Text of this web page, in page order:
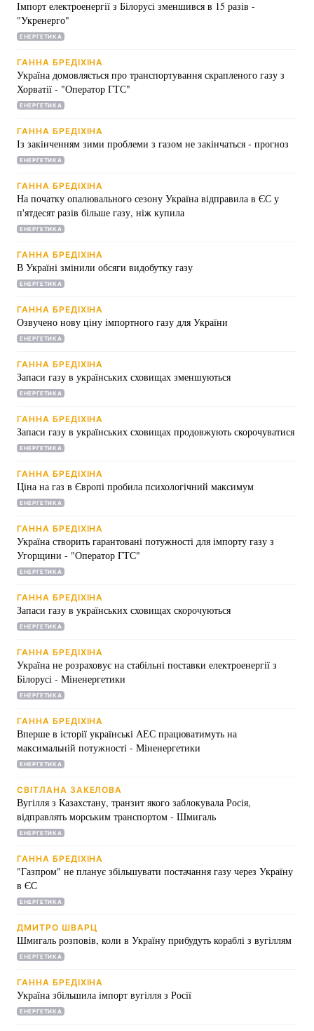
Імпорт електроенергії з Білорусі зменшився в 15 разів -
"Укренерго"
ЕНЕРГЕТИКА
ГАННА БРЕДІХІНА
Україна домовляється про транспортування скрапленого газу з
Хорватії - "Оператор ГТС"
ЕНЕРГЕТИКА
ГАННА БРЕДІХІНА
Із закінченням зими проблеми з газом не закінчаться - прогноз
ЕНЕРГЕТИКА
ГАННА БРЕДІХІНА
На початку опалювального сезону Україна відправила в ЄС у
п'ятдесят разів більше газу, ніж купила
ЕНЕРГЕТИКА
ГАННА БРЕДІХІНА
В Україні змінили обсяги видобутку газу
ЕНЕРГЕТИКА
ГАННА БРЕДІХІНА
Озвучено нову ціну імпортного газу для України
ЕНЕРГЕТИКА
ГАННА БРЕДІХІНА
Запаси газу в українських сховищах зменшуються
ЕНЕРГЕТИКА
ГАННА БРЕДІХІНА
Запаси газу в українських сховищах продовжують скорочуватися
ЕНЕРГЕТИКА
ГАННА БРЕДІХІНА
Ціна на газ в Європі пробила психологічний максимум
ЕНЕРГЕТИКА
ГАННА БРЕДІХІНА
Україна створить гарантовані потужності для імпорту газу з
Угорщини - "Оператор ГТС"
ЕНЕРГЕТИКА
ГАННА БРЕДІХІНА
Запаси газу в українських сховищах скорочуються
ЕНЕРГЕТИКА
ГАННА БРЕДІХІНА
Україна не розраховує на стабільні поставки електроенергії з
Білорусі - Міненергетики
ЕНЕРГЕТИКА
ГАННА БРЕДІХІНА
Вперше в історії українські АЕС працюватимуть на
максимальній потужності - Міненергетики
ЕНЕРГЕТИКА
СВІТЛАНА ЗАКЕЛОВА
Вугілля з Казахстану, транзит якого заблокувала Росія,
відправлять морським транспортом - Шмигаль
ЕНЕРГЕТИКА
ГАННА БРЕДІХІНА
"Газпром" не планує збільшувати постачання газу через Україну
в ЄС
ЕНЕРГЕТИКА
ДМИТРО ШВАРЦ
Шмигаль розповів, коли в Україну прибудуть кораблі з вугіллям
ЕНЕРГЕТИКА
ГАННА БРЕДІХІНА
Україна збільшила імпорт вугілля з Росії
ЕНЕРГЕТИКА